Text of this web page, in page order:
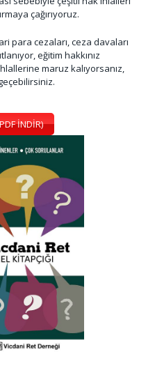
çağırıyoruz.
para cezaları, ceza davaları
eğitim hakkınız
maruz kalıyorsanız,
İNDİR)